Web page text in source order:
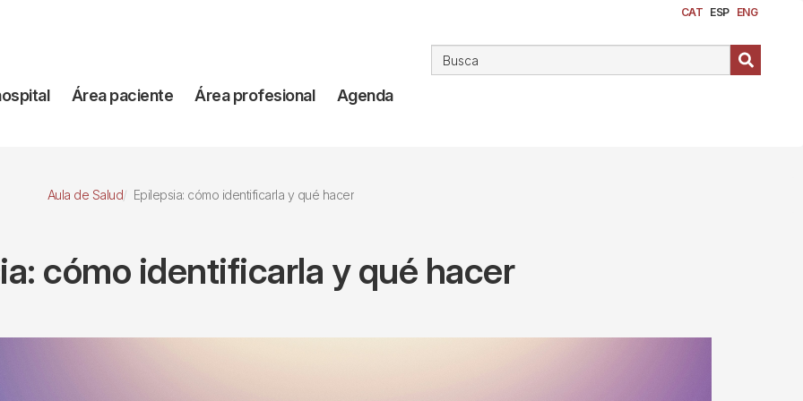
CAT ESP ENG
Área paciente Área profesional Agenda
Aula de Salud Epilepsia: cómo identificarla y qué hacer
cómo identificarla y qué hacer